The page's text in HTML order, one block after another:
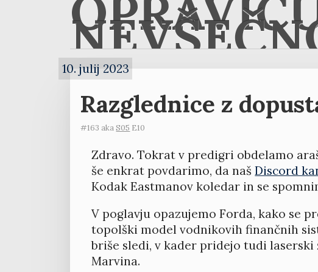
10. julij 2023
Razglednice z
#163 akaS05 E10
Zdravo. Tokrat v predigri obdelamo
še enkrat povdarimo, da našDiscord
Kodak Eastmanov koledar in se
V poglavju opazujemo Forda, kako se
topolški model vodnikovih finančnih
briše sledi, v kader pridejo tudi
Marvina.